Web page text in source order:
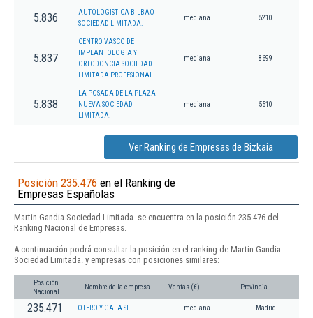
5.836
AUTOLOGISTICA BILBAO
SOCIEDAD LIMITADA.
mediana 5210
5.837
CENTRO VASCO DE
IMPLANTOLOGIA Y
ORTODONCIA SOCIEDAD
LIMITADA PROFESIONAL.
mediana 8699
5.838
LA POSADA DE LA PLAZA
NUEVA SOCIEDAD
LIMITADA.
mediana 5510
Ver Ranking de Empresas de Bizkaia
Posición 235.476 en el Ranking de
Empresas Españolas
Martin Gandia Sociedad Limitada. se encuentra en la posición 235.476 del
Ranking Nacional de Empresas.
A continuación podrá consultar la posición en el ranking de Martin Gandia
Sociedad Limitada. y empresas con posiciones similares:
Posición
Nacional
Nombre de la empresa Ventas (€) Provincia
235.471 OTERO Y GALA SL mediana Madrid